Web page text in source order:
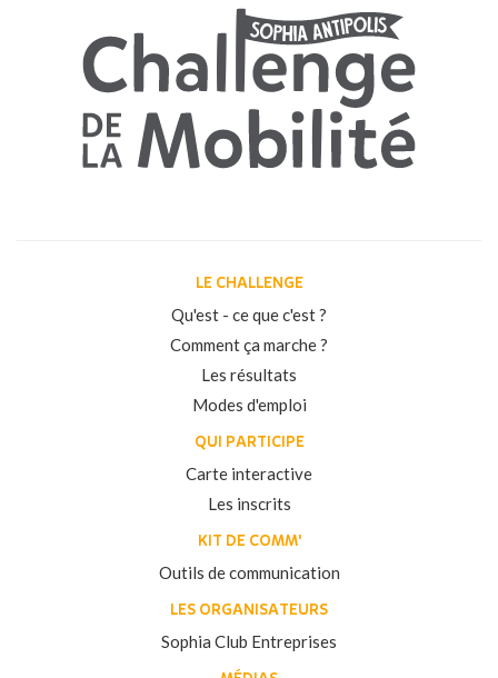
LE CHALLENGE
Qu'est - ce que c'est ?
Comment ça marche ?
Les résultats
Modes d'emploi
QUI PARTICIPE
Carte interactive
Les inscrits
KIT DE COMM'
Outils de communication
LES ORGANISATEURS
Sophia Club Entreprises